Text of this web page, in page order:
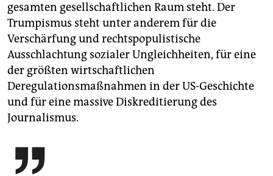
gesamten gesellschaftlichen Raum steht. Der
Trumpismus steht unter anderem für die
Verschärfung und rechtspopulistische
Ausschlachtung sozialer Ungleichheiten, für eine
der größten wirtschaftlichen
Deregulationsmaßnahmen in der US-Geschichte
und für eine massive Diskreditierung des
Journalismus.
